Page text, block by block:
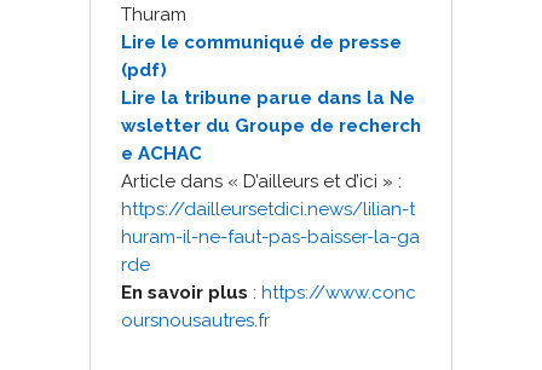
Thuram
Lire le communiqué de presse
(pdf)
Lire la tribune parue dans la Ne
wsletter du Groupe de recherch
e ACHAC
Article dans « D’ailleurs et d’ici » :
https://dailleursetdici.news/lilian-t
huram-il-ne-faut-pas-baisser-la-ga
rde
En savoir plus : https://www.conc
oursnousautres.fr